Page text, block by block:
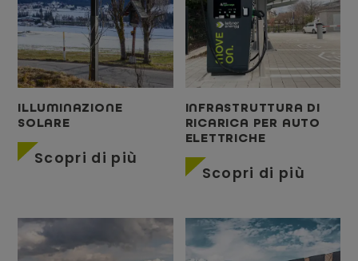
ILLUMINAZIONE
SOLARE
Scopri di più
INFRASTRUTTURA DI
RICARICA PER AUTO
ELETTRICHE
Scopri di più